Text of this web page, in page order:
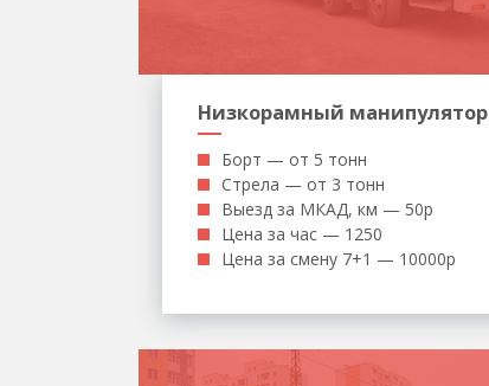
Низкорамный манипулятор
Борт — от 5 тонн
Стрела — от 3 тонн
Выезд за МКАД, км — 50р
Цена за час — 1250
Цена за смену 7+1 — 10000р